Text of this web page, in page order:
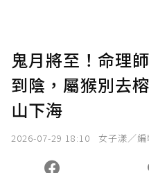
您當前剩餘 U 利點數
鬼月將至！命理
到陰，屬猴別去
山下海
2026-07-29 18:10 女子漾／編